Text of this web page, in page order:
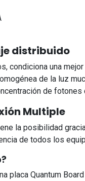
distribuido
condiciona una
de la luz
de fotones
Multiple
la posibilidad
de todos los
placa Quantum